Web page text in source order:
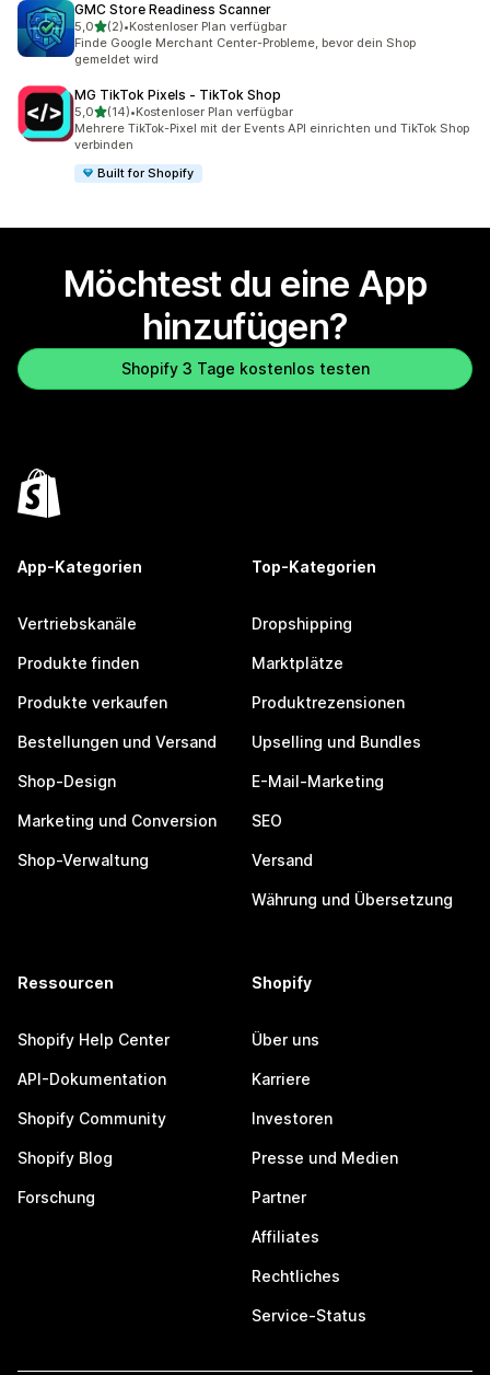
GMC Store Readiness Scanner
5,0von 5 Sternen
(2)
2 Rezensionen insgesamt
•Kostenloser Plan verfügbar
Finde Google Merchant Center-Probleme, bevor dein Shop
gemeldet wird
MG TikTok Pixels ‑ TikTok Shop
5,0von 5 Sternen
(14)
14 Rezensionen insgesamt
•Kostenloser Plan verfügbar
Mehrere TikTok-Pixel mit der Events API einrichten und TikTok Shop
verbinden
Built for Shopify
Möchtest du eine App
hinzufügen?
Shopify 3 Tage kostenlos testen
App-Kategorien
Vertriebskanäle
Produkte finden
Produkte verkaufen
Bestellungen und Versand
Shop-Design
Marketing und Conversion
Shop-Verwaltung
Top-Kategorien
Dropshipping
Marktplätze
Produktrezensionen
Upselling und Bundles
E-Mail-Marketing
SEO
Versand
Währung und Übersetzung
Ressourcen
Shopify Help Center
API-Dokumentation
Shopify Community
Shopify Blog
Forschung
Shopify
Über uns
Karriere
Investoren
Presse und Medien
Partner
Affiliates
Rechtliches
Service-Status